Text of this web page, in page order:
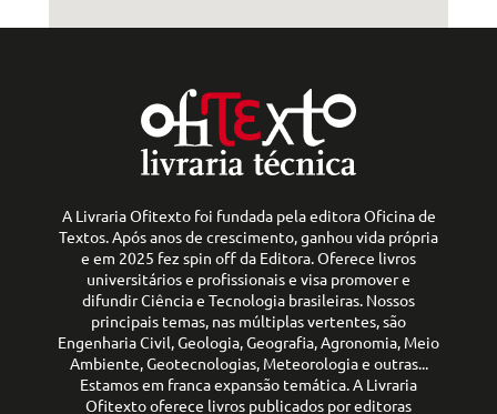
A Livraria Ofitexto foi fundada pela editora Oficina de
Textos. Após anos de crescimento, ganhou vida própria
e em 2025 fez spin off da Editora. Oferece livros
universitários e profissionais e visa promover e
difundir Ciência e Tecnologia brasileiras. Nossos
principais temas, nas múltiplas vertentes, são
Engenharia Civil, Geologia, Geografia, Agronomia, Meio
Ambiente, Geotecnologias, Meteorologia e outras...
Estamos em franca expansão temática. A Livraria
Ofitexto oferece livros publicados por editoras